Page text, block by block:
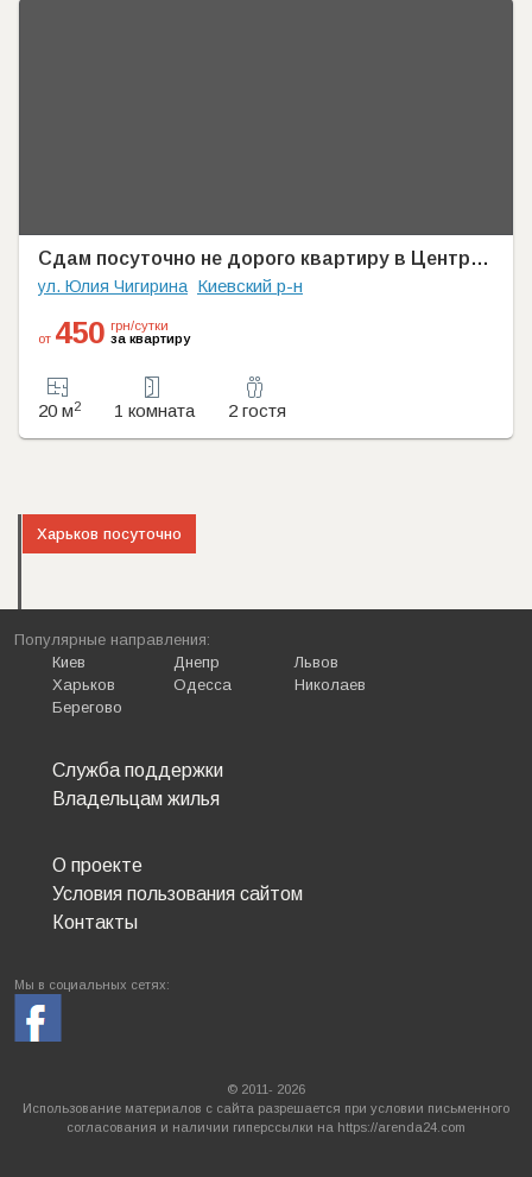
Сдам посуточно не дорого квартиру в Центре города
ул. Юлия Чигирина Киевский р-н
от 450 грн/сутки
за квартиру
20 м2 1 комната 2 гостя
Харьков посуточно
Популярные направления:
Киев
Днепр
Львов
Харьков
Одесса
Николаев
Берегово
Служба поддержки
Владельцам жилья
О проекте
Условия пользования сайтом
Контакты
Мы в социальных сетях:
© 2011- 2026
Использование материалов с сайта разрешается при условии письменного
согласования и наличии гиперссылки на https://arenda24.com